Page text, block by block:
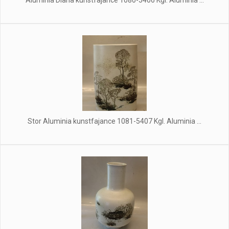
Stor Aluminia kunstfajance 1081-5407 Kgl. Aluminia ...